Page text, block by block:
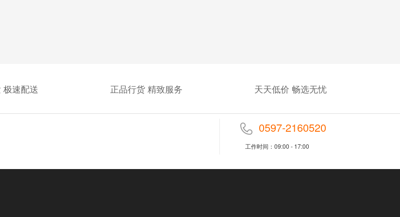
极速配送 正品行货 精致服务 天天低价 畅选无忧
0597-2160520
工作时间：09:00 - 17:00